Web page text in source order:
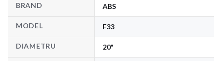
BRAND ABS
MODEL F33
DIAMETRU 20"